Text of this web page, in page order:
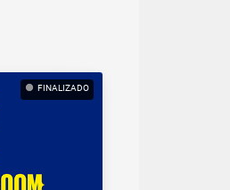
FINALIZADO